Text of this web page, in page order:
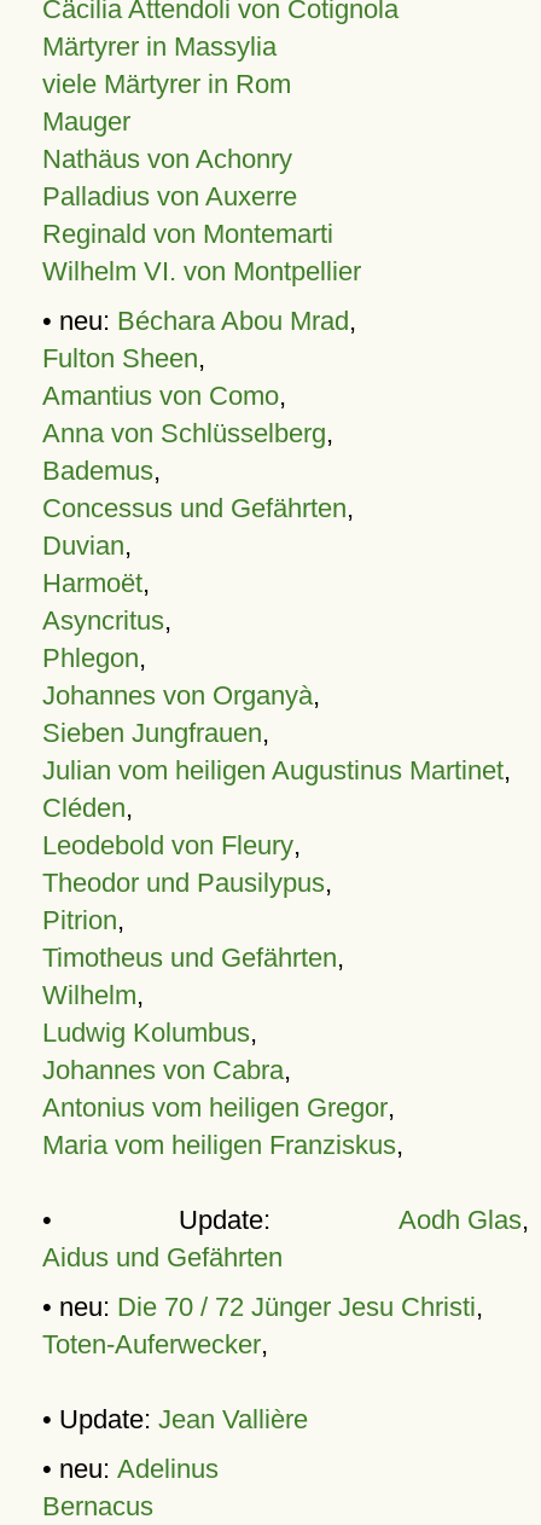
Cäcilia Attendoli von Cotignola
Märtyrer in Massylia
viele Märtyrer in Rom
Mauger
Nathäus von Achonry
Palladius von Auxerre
Reginald von Montemarti
Wilhelm VI. von Montpellier
• neu: Béchara Abou Mrad,
Fulton Sheen,
Amantius von Como,
Anna von Schlüsselberg,
Bademus,
Concessus und Gefährten,
Duvian,
Harmoët,
Asyncritus,
Phlegon,
Johannes von Organyà,
Sieben Jungfrauen,
Julian vom heiligen Augustinus Martinet,
Cléden,
Leodebold von Fleury,
Theodor und Pausilypus,
Pitrion,
Timotheus und Gefährten,
Wilhelm,
Ludwig Kolumbus,
Johannes von Cabra,
Antonius vom heiligen Gregor,
Maria vom heiligen Franziskus,
• Update: Aodh Glas,
Aidus und Gefährten
• neu: Die 70 / 72 Jünger Jesu Christi,
Toten-Auferwecker,
• Update: Jean Vallière
• neu: Adelinus
Bernacus